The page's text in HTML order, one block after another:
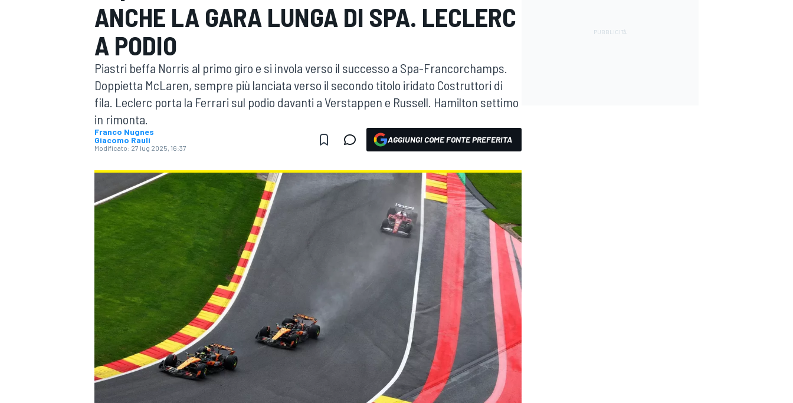
MOTOGP WEC
WRC
ANCHE LA GARA LUNGA DI SPA. LECLERC
A PODIO
Piastri beffa Norris al primo giro e si invola verso il successo a Spa-Francorchamps.
Doppietta McLaren, sempre più lanciata verso il secondo titolo iridato Costruttori di
fila. Leclerc porta la Ferrari sul podio davanti a Verstappen e Russell. Hamilton settimo
in rimonta.
Franco Nugnes
Giacomo Rauli
Modificato: 27 lug 2025, 16:37
AGGIUNGI COME FONTE PREFERITA